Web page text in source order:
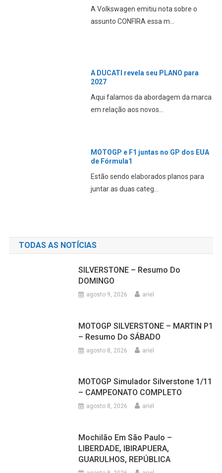
A Volkswagen emitiu nota sobre o
assunto CONFIRA essa m...
A DUCATI revela seu PLANO para
2027
Aqui falamos da abordagem da marca
em relação aos novos...
MOTOGP e F1 juntas no GP dos EUA
de Fórmula1
Estão sendo elaborados planos para
juntar as duas categ...
TODAS AS NOTÍCIAS
SILVERSTONE – Resumo Do
DOMINGO
agosto 9, 2026 ariel
MOTOGP SILVERSTONE – MARTIN P1
– Resumo Do SÁBADO
agosto 8, 2026 ariel
MOTOGP Simulador Silverstone 1/11
– CAMPEONATO COMPLETO
agosto 8, 2026 ariel
Mochilão Em São Paulo –
LIBERDADE, IBIRAPUERA,
GUARULHOS, REPÚBLICA